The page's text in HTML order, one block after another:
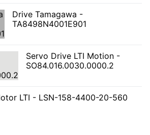
Drive Tamagawa -
TA8498N4001E901
Servo Drive LTI Motion -
SO84.016.0030.0000.2
LTI - LSN-158-4400-20-560